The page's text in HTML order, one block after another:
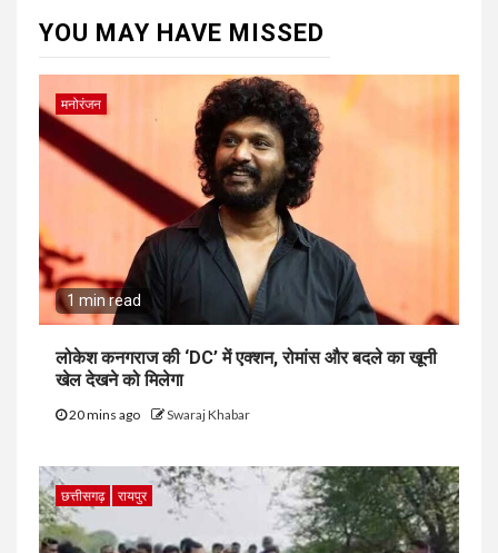
YOU MAY HAVE MISSED
मनोरंजन
1 min read
लोकेश कनगराज की ‘DC’ में एक्शन, रोमांस और बदले का खूनी
खेल देखने को मिलेगा
20 mins ago Swaraj Khabar
छत्तीसगढ़ रायपुर